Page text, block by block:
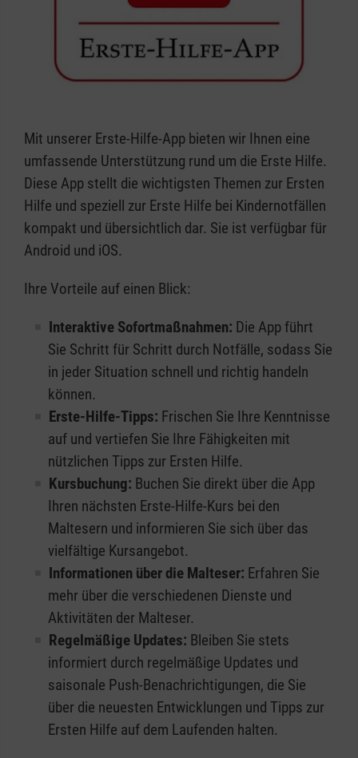
Mit unserer Erste-Hilfe-App bieten wir Ihnen eine
umfassende Unterstützung rund um die Erste Hilfe.
Diese App stellt die wichtigsten Themen zur Ersten
Hilfe und speziell zur Erste Hilfe bei Kindernotfällen
kompakt und übersichtlich dar. Sie ist verfügbar für
Android und iOS.
Ihre Vorteile auf einen Blick:
Interaktive Sofortmaßnahmen: Die App führt
Sie Schritt für Schritt durch Notfälle, sodass Sie
in jeder Situation schnell und richtig handeln
können.
Erste-Hilfe-Tipps: Frischen Sie Ihre Kenntnisse
auf und vertiefen Sie Ihre Fähigkeiten mit
nützlichen Tipps zur Ersten Hilfe.
Kursbuchung: Buchen Sie direkt über die App
Ihren nächsten Erste-Hilfe-Kurs bei den
Maltesern und informieren Sie sich über das
vielfältige Kursangebot.
Informationen über die Malteser: Erfahren Sie
mehr über die verschiedenen Dienste und
Aktivitäten der Malteser.
Regelmäßige Updates: Bleiben Sie stets
informiert durch regelmäßige Updates und
saisonale Push-Benachrichtigungen, die Sie
über die neuesten Entwicklungen und Tipps zur
Ersten Hilfe auf dem Laufenden halten.